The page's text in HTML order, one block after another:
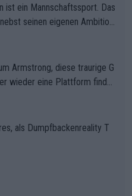
ist ein Mannschaftssport. Das
eigenen Ambition
machen und konkret am Erf
anzurechnen. Das ist ein Zei
Armstrong, diese traurige G
wieder eine Plattform finde
als Dumpfbackenreality T